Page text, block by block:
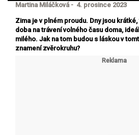
Martina Miláčková - 4. prosince 2023
Zima je v plném proudu. Dny jsou
doba na trávení volného času doma,
milého. Jak na tom budou s láskou v
znamení zvěrokruhu?